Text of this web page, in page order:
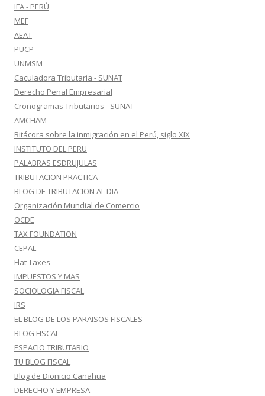
IFA - PERÚ
MEF
AEAT
PUCP
UNMSM
Caculadora Tributaria - SUNAT
Derecho Penal Empresarial
Cronogramas Tributarios - SUNAT
AMCHAM
Bitácora sobre la inmigración en el Perú, siglo XIX
INSTITUTO DEL PERU
PALABRAS ESDRUJULAS
TRIBUTACION PRACTICA
BLOG DE TRIBUTACION AL DIA
Organización Mundial de Comercio
OCDE
TAX FOUNDATION
CEPAL
Flat Taxes
IMPUESTOS Y MAS
SOCIOLOGIA FISCAL
IRS
EL BLOG DE LOS PARAISOS FISCALES
BLOG FISCAL
ESPACIO TRIBUTARIO
TU BLOG FISCAL
Blog de Dionicio Canahua
DERECHO Y EMPRESA